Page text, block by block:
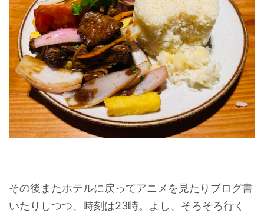
その後またホテルに戻ってアニメを見たりブログ書
いたりしつつ、時刻は23時。よし、そろそろ行く